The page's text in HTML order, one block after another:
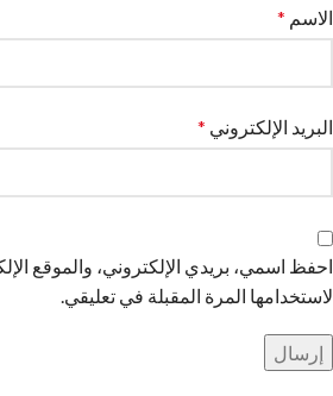
الاسم *
البريد الإلكتروني *
احفظ اسمي، بريدي الإلكتروني، والموقع
لاستخدامها المرة المقبلة في تعليقي.